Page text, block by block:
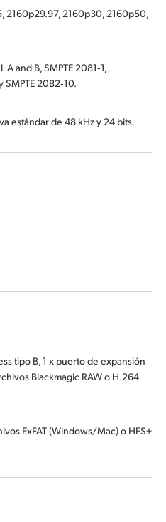
2160p29.97, 2160p30, 2160p50,
and B, SMPTE 2081‑1,
SMPTE 2082‑10.
estándar de 48 kHz y 24 bits.
tipo B, 1 x puerto de expansión
Blackmagic RAW o H.264
ExFAT (Windows/Mac) o HFS+